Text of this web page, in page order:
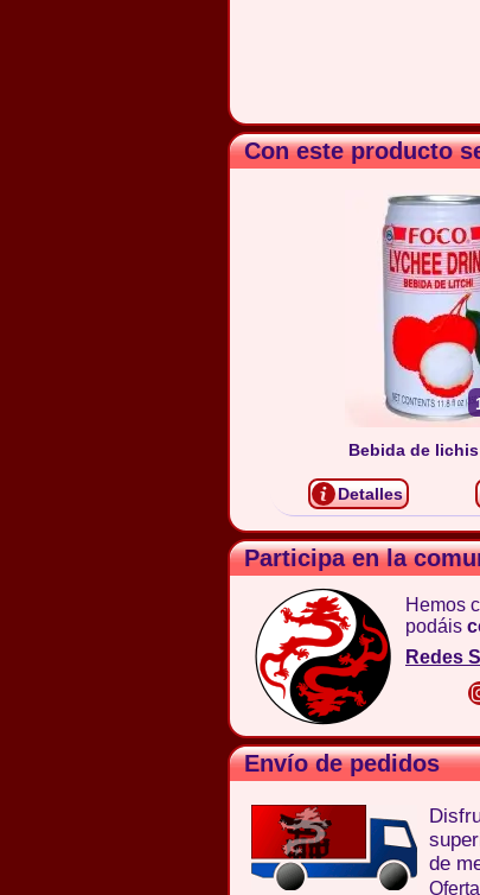
Con este producto
Bebida de lichis
Detalles
Participa en la
Hemos
podáis
Redes
Envío de pedidos
de